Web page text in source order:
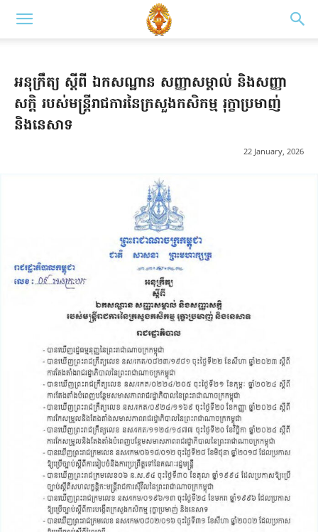
អនុក្រឹត្យ ស្តីពី ឯកសណ្ឋាន សញ្ញាសម្គាល់ និងសញ្ញា
សក្តិ របស់មន្ត្រីរាជការនៃក្រសួងកសិកម្ម រុក្ខាប្រមាញ់
និងនេសាទ
22 January, 2026